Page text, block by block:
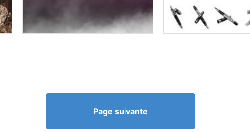
Page suivante